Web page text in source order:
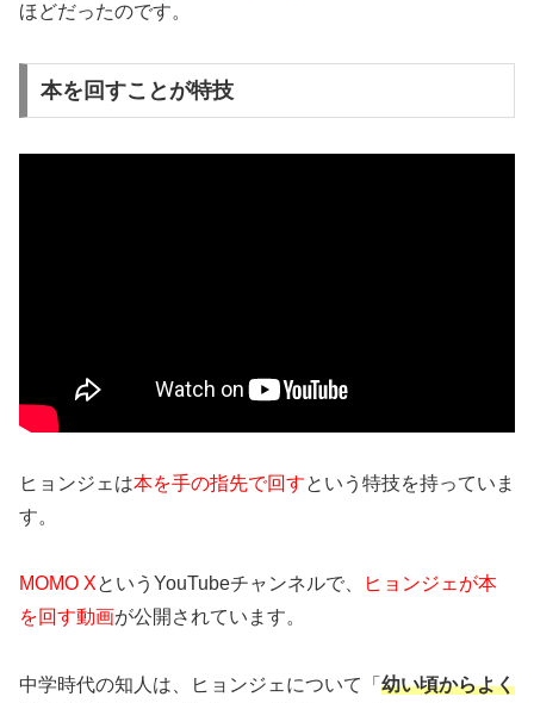
ほどだったのです。
本を回すことが特技
ヒョンジェは本を手の指先で回すという特技を持っていま
す。
MOMO XというYouTubeチャンネルで、
ヒョンジェが本
を回す動画が公開されています。
中学時代の知人は、ヒョンジェについて「 幼い頃からよく